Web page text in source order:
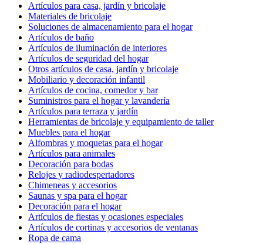
Artículos para casa, jardín y bricolaje
Materiales de bricolaje
Soluciones de almacenamiento para el hogar
Artículos de baño
Artículos de iluminación de interiores
Artículos de seguridad del hogar
Otros artículos de casa, jardín y bricolaje
Mobiliario y decoración infantil
Artículos de cocina, comedor y bar
Suministros para el hogar y lavandería
Artículos para terraza y jardín
Herramientas de bricolaje y equipamiento de taller
Muebles para el hogar
Alfombras y moquetas para el hogar
Artículos para animales
Decoración para bodas
Relojes y radiodespertadores
Chimeneas y accesorios
Saunas y spa para el hogar
Decoración para el hogar
Artículos de fiestas y ocasiones especiales
Artículos de cortinas y accesorios de ventanas
Ropa de cama